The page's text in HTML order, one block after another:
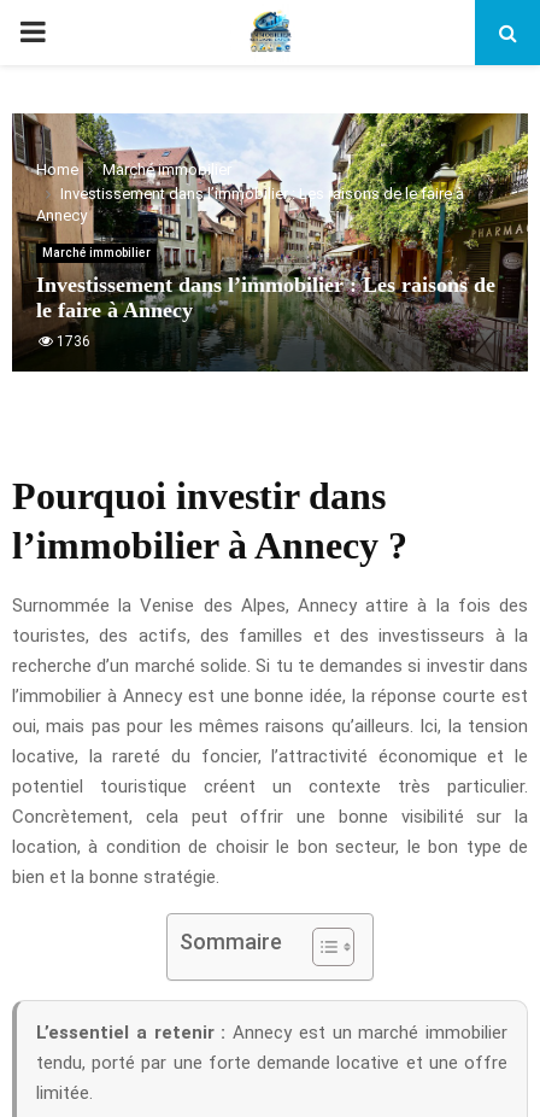
PRIMARY
Home
Marché immobilier
Investissement dans l’immobilier : Les raisons de le faire à
Annecy
Marché immobilier
Investissement dans l’immobilier : Les raisons de
le faire à Annecy
1736
Pourquoi investir dans
l’immobilier à Annecy ?
Surnommée la Venise des Alpes, Annecy attire à la fois des
touristes, des actifs, des familles et des investisseurs à la
recherche d’un marché solide. Si tu te demandes si investir dans
l’immobilier à Annecy est une bonne idée, la réponse courte est
oui, mais pas pour les mêmes raisons qu’ailleurs. Ici, la tension
locative, la rareté du foncier, l’attractivité économique et le
potentiel touristique créent un contexte très particulier.
Concrètement, cela peut offrir une bonne visibilité sur la
location, à condition de choisir le bon secteur, le bon type de
bien et la bonne stratégie.
Sommaire
L’essentiel a retenir : Annecy est un marché immobilier
tendu, porté par une forte demande locative et une offre
limitée.